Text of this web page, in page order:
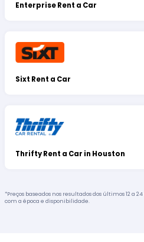
Enterprise Rent a Car
Sixt Rent a Car
Thrifty Rent a Car in Houston
*Preços baseados nos resultados dos últimos 12 a
com a época e disponibilidade.